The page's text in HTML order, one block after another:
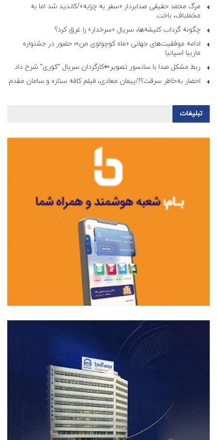
مرگ محمد حقیقی صدابردار «سفر به چزابه»/کاندید شد اما به
مخملباف، باخت
چگونه گرداب کلیشه‌ها، سریال «سرخدار» را غرق کرد؟
ادامه موفقیت‌های جهانی «ماه کوچولوی من»؛ حضور در جشنواره
ماربیا اسپانیا
ربط مشکل صدا با سانسور تصویر⇐کارگردان سریال “کوری” شرح داد
احضار به‌خاطر سرقت؟!/پیمان معادی، فیلم کافه ستاره و سامان مقدم
تبلیغات